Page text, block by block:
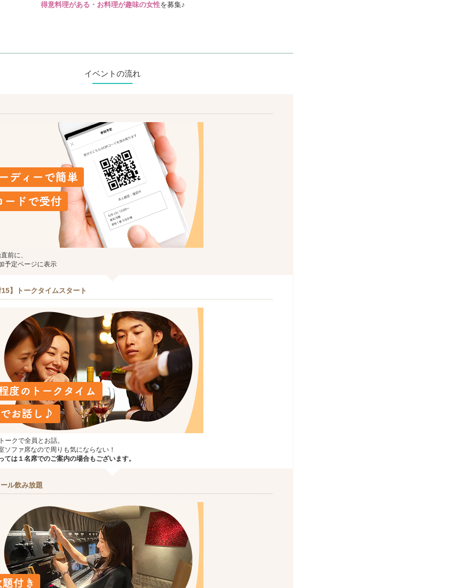
得意料理がある・お料理が趣味の女性を募集♪
イベントの流れ
前に、
予定ページに表示
15】トークタイムスタート
ークで全員とお話。
ソファ席なので周りも気にならない！
は１名席でのご案内の場合もございます。
ル飲み放題